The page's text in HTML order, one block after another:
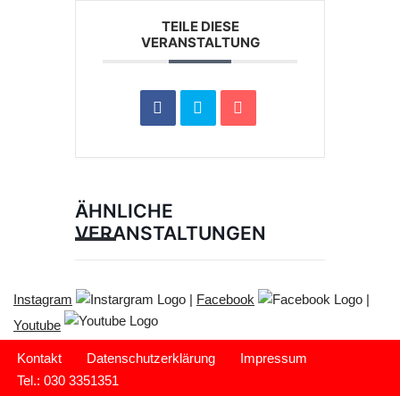
TEILE DIESE
VERANSTALTUNG
ÄHNLICHE
VERANSTALTUNGEN
Instagram | Facebook
|
Youtube
Kontakt Datenschutzerklärung
Impressum
Tel.: 030 3351351